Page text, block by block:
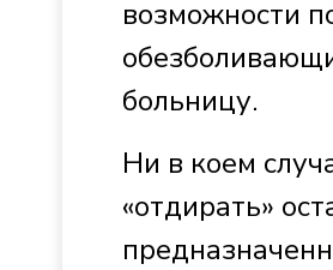
возможности
больницу.
Ни в коем
«отдирать»